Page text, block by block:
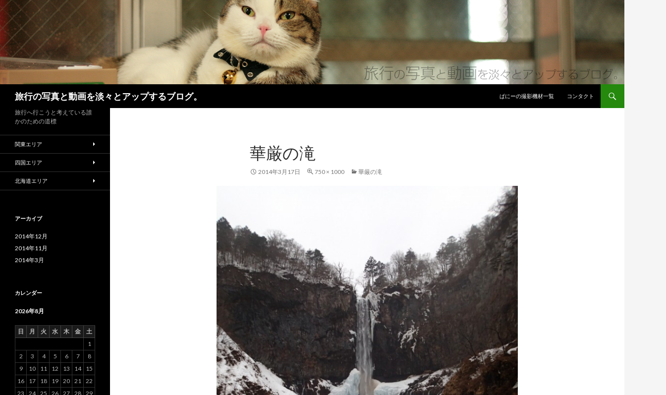
旅行の写真と動画を淡々とアップするブログ。
検索
ぱにーの撮影機材一覧
コンタクト
華厳の滝
2014年3月17日 750 × 1000 華厳の滝
旅行へ行こうと考えている誰
かのための道標
関東エリア
四国エリア
北海道エリア
アーカイブ
2014年12月
2014年11月
2014年3月
カレンダー
2026年8月
日 月 火 水 木 金 土
1
2
3 4 5 6 7
8
9
10 11 12 13 14
15
16
17 18 19 20 21 22
23
24 25 26 27 28 29